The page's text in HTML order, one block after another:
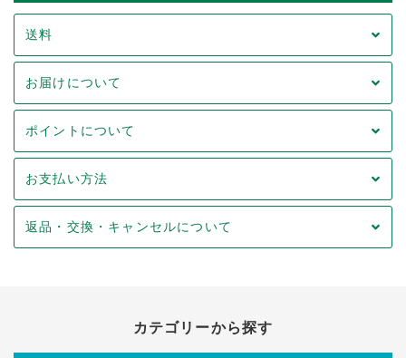
送料
お届けについて
ポイントについて
お支払い方法
返品・交換・キャンセルについて
カテゴリーから探す